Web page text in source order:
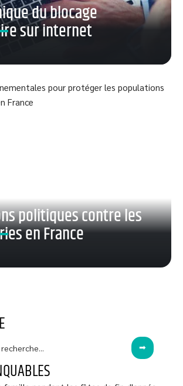
du blocage
sur internet
politiques contre les
en France